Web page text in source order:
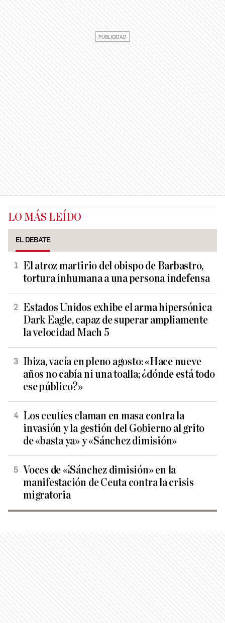
LO MÁS LEÍDO
EL DEBATE
El atroz martirio del obispo de Barbastro,
tortura inhumana a una persona indefensa
Estados Unidos exhibe el arma hipersónica
Dark Eagle, capaz de superar ampliamente
la velocidad Mach 5
Ibiza, vacía en pleno agosto: «Hace nueve
años no cabía ni una toalla; ¿dónde está todo
ese público?»
Los ceutíes claman en masa contra la
invasión y la gestión del Gobierno al grito
de «basta ya» y «Sánchez dimisión»
Voces de «¡Sánchez dimisión» en la
manifestación de Ceuta contra la crisis
migratoria